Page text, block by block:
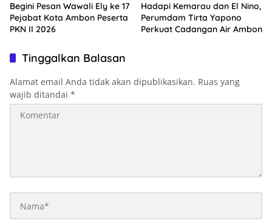
Begini Pesan Wawali Ely ke 17
Pejabat Kota Ambon Peserta
PKN II 2026
Hadapi Kemarau dan El Nino,
Perumdam Tirta Yapono
Perkuat Cadangan Air Ambon
Tinggalkan Balasan
Alamat email Anda tidak akan dipublikasikan. Ruas yang
wajib ditandai *